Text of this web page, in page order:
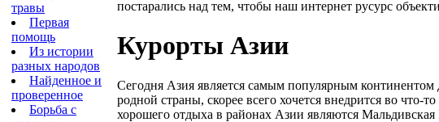
травы
Первая
помощь
Из истории
разных народов
Найденное и
проверенное
Борьба с
постарались над тем, чтобы наш интернет русурс
Курорты Азии
Сегодня Азия является самым популярным
родной страны, скорее всего хочется внедрится во
хорошего отдыха в районах Азии являются